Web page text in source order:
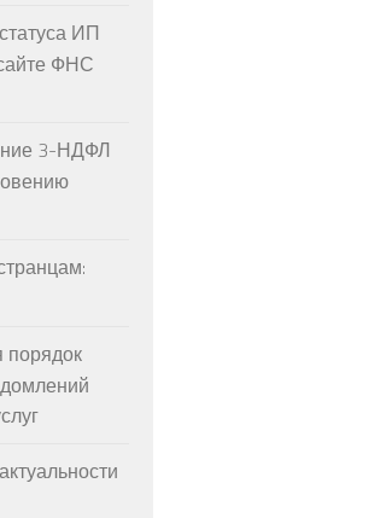
ИП
ФНС
3-НДФЛ
порядок